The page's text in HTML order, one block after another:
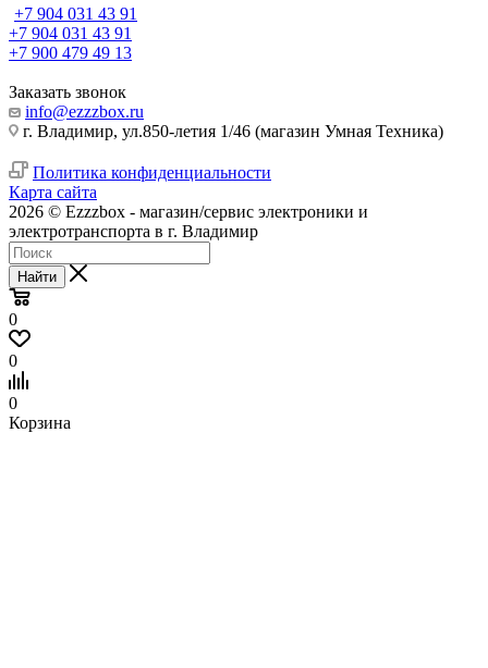
+7 904 031 43 91
+7 904 031 43 91
+7 900 479 49 13
Заказать звонок
info@ezzzbox.ru
г. Владимир, ул.850-летия 1/46 (магазин Умная Техника)
Политика конфиденциальности
Карта сайта
2026 © Ezzzbox - магазин/сервис электроники и
электротранспорта в г. Владимир
Найти
0
0
0
Корзина